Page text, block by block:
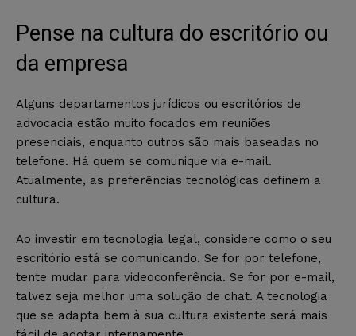
Pense na cultura do escritório ou
da empresa
Alguns departamentos jurídicos ou escritórios de
advocacia estão muito focados em reuniões
presenciais, enquanto outros são mais baseadas no
telefone. Há quem se comunique via e-mail.
Atualmente, as preferências tecnológicas definem a
cultura.
Ao investir em tecnologia legal, considere como o seu
escritório está se comunicando. Se for por telefone,
tente mudar para videoconferência. Se for por e-mail,
talvez seja melhor uma solução de chat. A tecnologia
que se adapta bem à sua cultura existente será mais